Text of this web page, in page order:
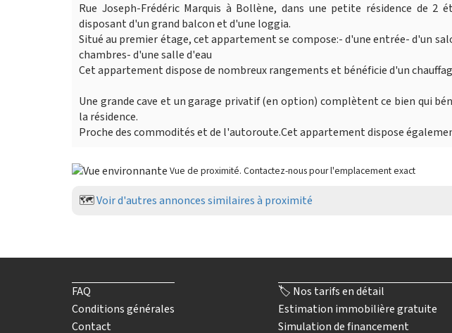
Rue Joseph-Frédéric Marquis à Bollène, dans une petite résidence de 2
disposant d'un grand balcon et d'une loggia.
Situé au premier étage, cet appartement se compose:- d'une entrée- d'un
chambres- d'une salle d'eau
Cet appartement dispose de nombreux rangements et bénéficie d'un
Une grande cave et un garage privatif (en option) complètent ce bien qui
la résidence.
Proche des commodités et de l'autoroute.Cet appartement dispose
Vue de proximité. Contactez-nous pour l'emplacement exact
🗺️Voir d'autres annonces similaires à proximité
FAQ
Conditions générales
Contact
🏷️ Nos tarifs en détail
Estimation immobilière gratuite
Simulation de financement